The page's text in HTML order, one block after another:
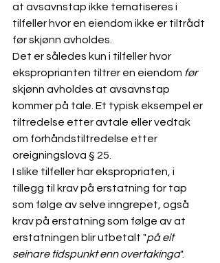
at avsavnstap ikke tematiseres i
tilfeller hvor en eiendom ikke er tiltrådt
før skjønn avholdes.
Det er således kun i tilfeller hvor
eksproprianten tiltrer en eiendom før
skjønn avholdes at avsavnstap
kommer på tale. Et typisk eksempel er
tiltredelse etter avtale eller vedtak
om forhåndstiltredelse etter
oreigningslova § 25.
I slike tilfeller har ekspropriaten, i
tillegg til krav på erstatning for tap
som følge av selve inngrepet, også
krav på erstatning som følge av at
erstatningen blir utbetalt "på eit
seinare tidspunkt enn overtakinga".